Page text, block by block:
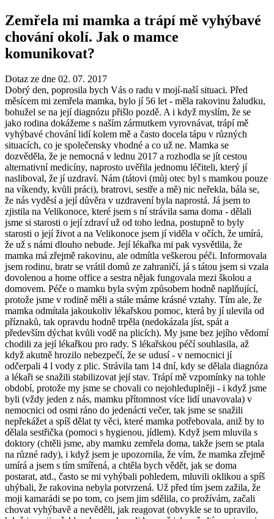
Zemřela mi mamka a trápí mě vyhýbavé
chování okolí. Jak o mamce
komunikovat?
Dotaz ze dne 02. 07. 2017
Dobrý den, poprosila bych Vás o radu v mojí-naší situaci. Před
měsícem mi zemřela mamka, bylo jí 56 let - měla rakovinu žaludku,
bohužel se na její diagnózu přišlo pozdě. A i když myslím, že se
jako rodina dokážeme s naším zármutkem vyrovnávat, trápí mě
vyhýbavé chování lidí kolem mě a často docela tápu v různých
situacích, co je společensky vhodné a co už ne. Mamka se
dozvěděla, že je nemocná v lednu 2017 a rozhodla se jít cestou
alternativní medicíny, naprosto uvěřila jednomu léčiteli, který jí
nasliboval, že jí uzdraví. Nám (tátovi (můj otec byl s mamkou pouze
na víkendy, kvůli práci), bratrovi, sestře a mě) nic neřekla, bála se,
že nás vyděsí a její důvěra v uzdravení byla naprostá. Já jsem to
zjistila na Velikonoce, které jsem s ní strávila sama doma - dělali
jsme si starosti o její zdraví už od toho ledna, postupně to byly
starosti o její život a na Velikonoce jsem jí viděla v očích, že umírá,
že už s námi dlouho nebude. Její lékařka mi pak vysvětlila, že
mamka má zřejmě rakovinu, ale odmítla veškerou péči. Informovala
jsem rodinu, bratr se vrátil domů ze zahraničí, já s tátou jsem si vzala
dovolenou a home office a sestra nějak fungovala mezi školou a
domovem. Péče o mamku byla svým způsobem hodně naplňující,
protože jsme v rodině měli a stále máme krásné vztahy. Tím ale, že
mamka odmítala jakoukoliv lékařskou pomoc, která by jí ulevila od
příznaků, tak opravdu hodně trpěla (nedokázala jíst, spát a
především dýchat kvůli vodě na plicích). My jsme bez jejího vědomí
chodili za její lékařkou pro rady. S lékařskou péčí souhlasila, až
když akutně hrozilo nebezpečí, že se udusí - v nemocnici jí
odčerpali 4 l vody z plic. Strávila tam 14 dní, kdy se dělala diagnóza
a lékaři se snažili stabilizovat její stav. Trápí mě vzpomínky na tohle
období, protože my jsme se chovali co nejohleduplněji - i když jsme
byli (vždy jeden z nás, mamku přítomnost více lidí unavovala) v
nemocnici od osmi ráno do jedenácti večer, tak jsme se snažili
nepřekážet a spíš dělat ty věci, které mamka potřebovala, aniž by to
dělala sestřička (pomoci s hygienou, jídlem). Když jsem mluvila s
doktory (chtěli jsme, aby mamku zemřela doma, takže jsem se ptala
na různé rady), i když jsem je upozornila, že vím, že mamka zřejmě
umírá a jsem s tím smířená, a chtěla bych vědět, jak se doma
postarat, atd., často se mi vyhýbali pohledem, mluvili oklikou a spíš
uhýbali, že rakovina nebyla potvrzená. Už před tím jsem zažila, že
moji kamarádi se po tom, co jsem jim sdělila, co prožívám, začali
chovat vyhýbavě a nevěděli, jak reagovat (obvykle se to upravilo,